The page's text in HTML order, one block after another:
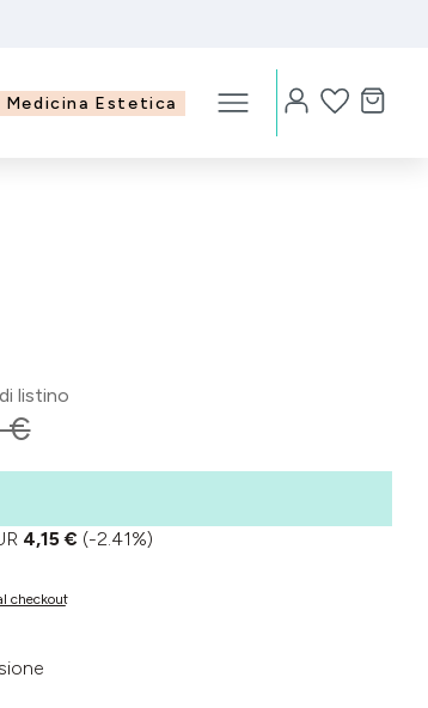
Medicina Estetica
listino
€
4,15 € (-2.41%)
checkout